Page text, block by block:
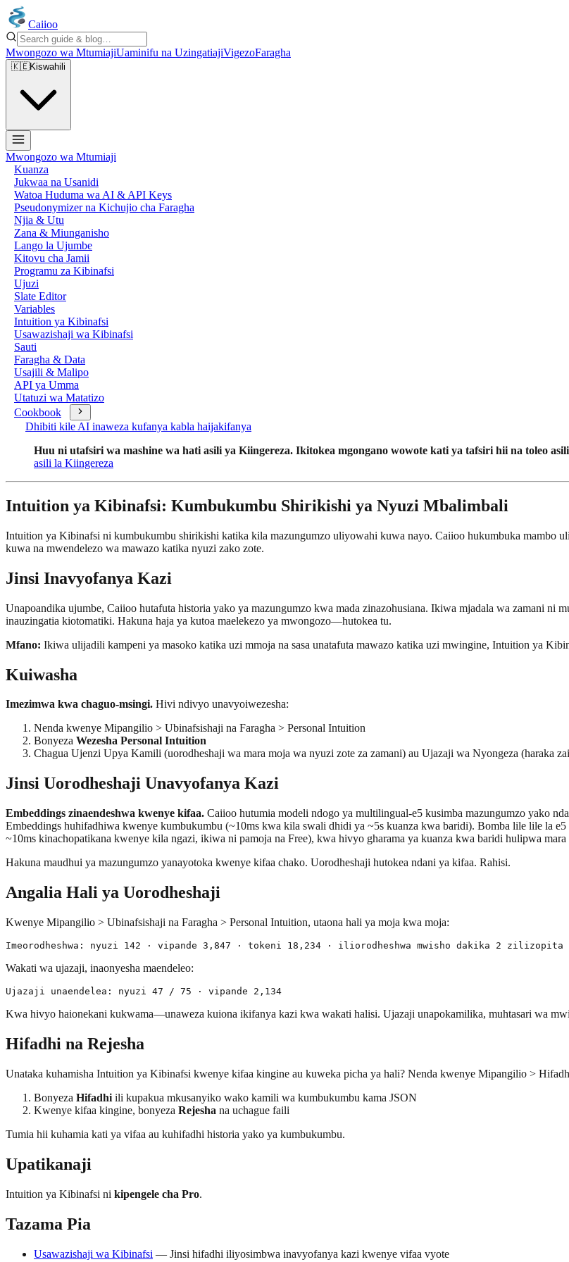
Caiioo
Mwongozo wa MtumiajiUaminifu na UzingatiajiVigezoFaragha
🇰🇪Kiswahili
Mwongozo wa Mtumiaji
Kuanza
Jukwaa na Usanidi
Watoa Huduma wa AI & API Keys
Pseudonymizer na Kichujio cha Faragha
Njia & Utu
Zana & Miunganisho
Lango la Ujumbe
Kitovu cha Jamii
Programu za Kibinafsi
Ujuzi
Slate Editor
Variables
Intuition ya Kibinafsi
Usawazishaji wa Kibinafsi
Sauti
Faragha & Data
Usajili & Malipo
API ya Umma
Utatuzi wa Matatizo
Cookbook
Dhibiti kile AI inaweza kufanya kabla haijakifanya
Huu ni utafsiri wa mashine wa hati asili ya Kiingereza. Ikitokea mgongano wowote kati ya tafsiri hii na toleo
asili la Kiingereza
Intuition ya Kibinafsi: Kumbukumbu Shirikishi ya Nyuzi Mbalimbali
Intuition ya Kibinafsi ni kumbukumbu shirikishi katika kila mazungumzo uliyowahi kuwa nayo. Caiioo hukumbuka mambo
kuwa na mwendelezo wa mawazo katika nyuzi zako zote.
Jinsi Inavyofanya Kazi
Unapoandika ujumbe, Caiioo hutafuta historia yako ya mazungumzo kwa mada zinazohusiana. Ikiwa mjadala wa zamani ni
inauzingatia kiotomatiki. Hakuna haja ya kutoa maelekezo ya mwongozo—hutokea tu.
Mfano: Ikiwa ulijadili kampeni ya masoko katika uzi mmoja na sasa unatafuta mawazo katika uzi mwingine, Intuition ya
Kuiwasha
Imezimwa kwa chaguo-msingi. Hivi ndivyo unavyoiwezesha:
Nenda kwenye Mipangilio > Ubinafsishaji na Faragha > Personal Intuition
Bonyeza Wezesha Personal Intuition
Chagua Ujenzi Upya Kamili (uorodheshaji wa mara moja wa nyuzi zote za zamani) au Ujazaji wa Nyongeza (haraka
Jinsi Uorodheshaji Unavyofanya Kazi
Embeddings zinaendeshwa kwenye kifaa. Caiioo hutumia modeli ndogo ya multilingual-e5 kusimba mazungumzo yako
Embeddings huhifadhiwa kwenye kumbukumbu (~10ms kwa kila swali dhidi ya ~5s kuanza kwa baridi). Bomba lile lile la e5
~10ms kinachopatikana kwenye kila ngazi, ikiwa ni pamoja na Free), kwa hivyo gharama ya kuanza kwa baridi hulipwa mara
Hakuna maudhui ya mazungumzo yanayotoka kwenye kifaa chako. Uorodheshaji hutokea ndani ya kifaa. Rahisi.
Angalia Hali ya Uorodheshaji
Kwenye Mipangilio > Ubinafsishaji na Faragha > Personal Intuition, utaona hali ya moja kwa moja:
Wakati wa ujazaji, inaonyesha maendeleo:
Kwa hivyo haionekani kukwama—unaweza kuiona ikifanya kazi kwa wakati halisi. Ujazaji unapokamilika, muhtasari wa
Hifadhi na Rejesha
Unataka kuhamisha Intuition ya Kibinafsi kwenye kifaa kingine au kuweka picha ya hali? Nenda kwenye Mipangilio >
Bonyeza Hifadhi ili kupakua mkusanyiko wako kamili wa kumbukumbu kama JSON
Kwenye kifaa kingine, bonyeza Rejesha na uchague faili
Tumia hii kuhamia kati ya vifaa au kuhifadhi historia yako ya kumbukumbu.
Upatikanaji
Intuition ya Kibinafsi ni kipengele cha Pro.
Tazama Pia
Usawazishaji wa Kibinafsi — Jinsi hifadhi iliyosimbwa inavyofanya kazi kwenye vifaa vyote